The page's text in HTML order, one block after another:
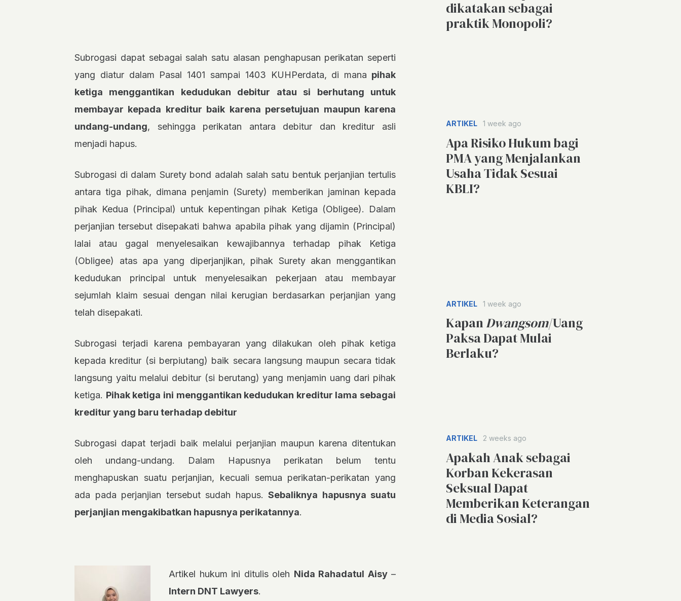
Subrogasi dapat sebagai salah satu alasan penghapusan perikatan seperti
yang diatur dalam Pasal 1401 sampai 1403 KUHPerdata, di mana pihak
ketiga menggantikan kedudukan debitur atau si berhutang untuk
membayar kepada kreditur baik karena persetujuan maupun karena
undang-undang, sehingga perikatan antara debitur dan kreditur asli
menjadi hapus.
Subrogasi di dalam Surety bond adalah salah satu bentuk perjanjian tertulis
antara tiga pihak, dimana penjamin (Surety) memberikan jaminan kepada
pihak Kedua (Principal) untuk kepentingan pihak Ketiga (Obligee). Dalam
perjanjian tersebut disepakati bahwa apabila pihak yang dijamin (Principal)
lalai atau gagal menyelesaikan kewajibannya terhadap pihak Ketiga
(Obligee) atas apa yang diperjanjikan, pihak Surety akan menggantikan
kedudukan principal untuk menyelesaikan pekerjaan atau membayar
sejumlah klaim sesuai dengan nilai kerugian berdasarkan perjanjian yang
telah disepakati.
Subrogasi terjadi karena pembayaran yang dilakukan oleh pihak ketiga
kepada kreditur (si berpiutang) baik secara langsung maupun secara tidak
langsung yaitu melalui debitur (si berutang) yang menjamin uang dari pihak
ketiga. Pihak ketiga ini menggantikan kedudukan kreditur lama sebagai
kreditur yang baru terhadap debitur
Subrogasi dapat terjadi baik melalui perjanjian maupun karena ditentukan
oleh undang-undang. Dalam Hapusnya perikatan belum tentu
menghapuskan suatu perjanjian, kecuali semua perikatan-perikatan yang
ada pada perjanjian tersebut sudah hapus. Sebaliknya hapusnya suatu
perjanjian mengakibatkan hapusnya perikatannya.
Artikel hukum ini ditulis oleh Nida Rahadatul Aisy–
Intern DNT Lawyers.
dikatakan sebagai
praktik Monopoli?
ARTIKEL 1 week ago
Apa Risiko Hukum bagi
PMA yang Menjalankan
Usaha Tidak Sesuai
KBLI?
ARTIKEL 1 week ago
KapanDwangsom/Uang
Paksa Dapat Mulai
Berlaku?
ARTIKEL 2 weeks ago
Apakah Anak sebagai
Korban Kekerasan
Seksual Dapat
Memberikan Keterangan
di Media Sosial?